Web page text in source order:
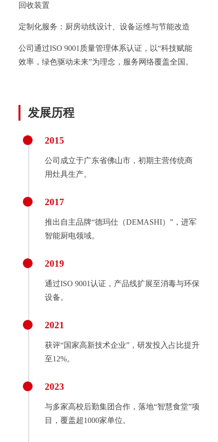
回收装置
定制化服务：厨房动线设计、设备运维与节能改造
公司通过ISO 9001质量管理体系认证，以“科技赋能
效率，绿色驱动未来”为理念，服务网络覆盖全国。
发展历程
2015
公司成立于广东省佛山市，初期主营传统商
用灶具生产。
2017
推出自主品牌“德玛仕（DEMASHI）”，进军
智能厨电领域。
2019
通过ISO 9001认证，产品线扩展至消毒与环保
设备。
2021
获评“国家高新技术企业”，研发投入占比提升
至12%。
2023
与多家高校后勤集团合作，落地“智慧食堂”项
目，覆盖超1000家单位。